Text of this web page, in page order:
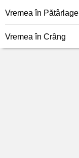
Vremea în
Vremea în Crâng